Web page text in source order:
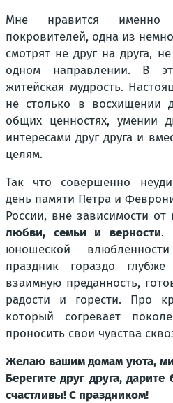
Мне нравится
покровителей, одна из
смотрят не друг на друга,
одном направлении. В
житейская мудрость.
не столько в восхищении
общих ценностях, умении
интересами друг друга и
целям.
Так что совершенно
день памяти Петра и
России, вне зависимости
любви, семьи и верности.
юношеской
праздник гораздо
взаимную преданность,
радости и горести. Про
который согревает
проносить свои чувства
Желаю вашим домам уюта,
Берегите друг друга,
счастливы! С праздником!